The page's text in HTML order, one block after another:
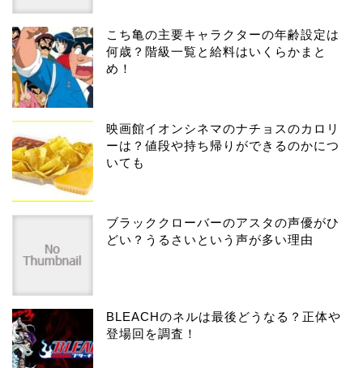
こち亀の主要キャラクターの年齢設定は
何歳？階級一覧と給料はいくらかまと
め！
映画館イオンシネマのナチョスのカロリ
ーは？値段や持ち帰りができるのかにつ
いても
ブラッククローバーのアスタの声優がひ
どい？うるさいという声が多い理由
BLEACHのネルは最後どうなる？正体や
登場回を調査！